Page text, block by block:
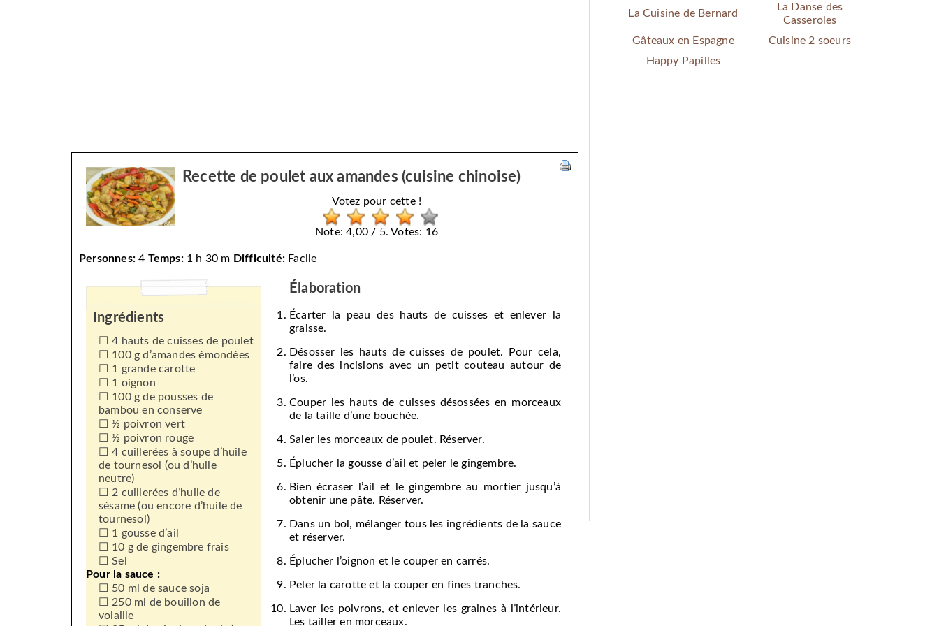
Recette de poulet aux amandes (cuisine chinoise)
Votez pour cette !
Note: 4,00 / 5. Votes: 16
Personnes: 4 Temps: 1 h 30 m Difficulté: Facile
Ingrédients
4 hauts de cuisses de poulet
100 g d’amandes émondées
1 grande carotte
1 oignon
100 g de pousses de
bambou en conserve
½ poivron vert
½ poivron rouge
4 cuillerées à soupe d’huile
de tournesol (ou d’huile
neutre)
2 cuillerées d’huile de
sésame (ou encore d’huile de
tournesol)
1 gousse d’ail
10 g de gingembre frais
Sel
Pour la sauce :
50 ml de sauce soja
250 ml de bouillon de
volaille
Élaboration
Écarter la peau des hauts de cuisses et enlever la
graisse.
Désosser les hauts de cuisses de poulet. Pour cela,
faire des incisions avec un petit couteau autour de
l’os.
Couper les hauts de cuisses désossées en morceaux
de la taille d’une bouchée.
Saler les morceaux de poulet. Réserver.
Éplucher la gousse d’ail et peler le gingembre.
Bien écraser l’ail et le gingembre au mortier jusqu’à
obtenir une pâte. Réserver.
Dans un bol, mélanger tous les ingrédients de la sauce
et réserver.
Éplucher l’oignon et le couper en carrés.
Peler la carotte et la couper en fines tranches.
Laver les poivrons, et enlever les graines à l’intérieur.
Les tailler en morceaux.
La Cuisine de Bernard
La Danse des
Casseroles
Gâteaux en Espagne
Cuisine 2 soeurs
Happy Papilles